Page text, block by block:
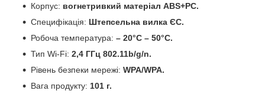
Корпус: вогнетривкий матеріал ABS+PC.
Специфікація: Штепсельна вилка ЄС.
Робоча температура: – 20°C – 50°C.
Тип Wi-Fi: 2,4 ГГц 802.11b/g/n.
Рівень безпеки мережі: WPA/WPA.
Вага продукту: 101 г.